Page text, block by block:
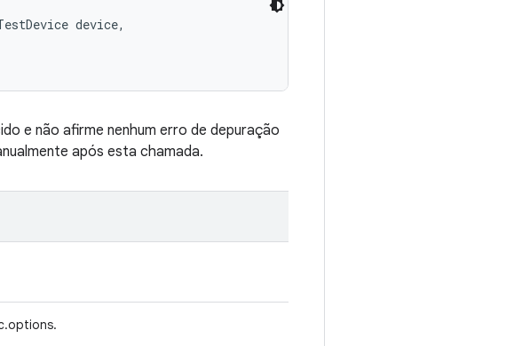
device,
e não afirme nenhum erro de depuração
após esta chamada.